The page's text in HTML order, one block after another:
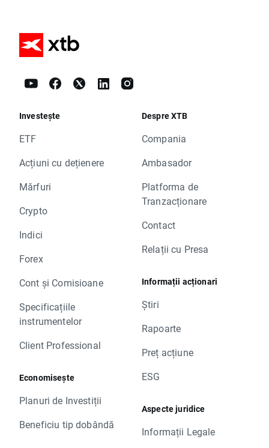
Investește
ETF
Acțiuni cu dețienere
Mărfuri
Crypto
Indici
Forex
Cont și Comisioane
Specificațiile
instrumentelor
Client Professional
Economisește
Planuri de Investiții
Beneficiu tip dobândă
Despre XTB
Compania
Ambasador
Platforma de
Tranzacționare
Contact
Relații cu Presa
Informații acționari
Știri
Rapoarte
Preț acțiune
ESG
Aspecte juridice
Informații Legale